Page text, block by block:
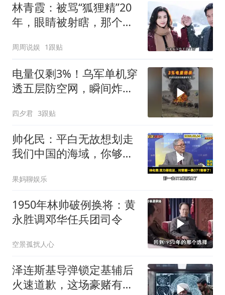
林青霞：被骂“狐狸精”20
年，眼睛被射瞎，那个男
钱？”
周周说娱 1跟贴
电量仅剩3%！乌军单机穿
透五层防空网，瞬间炸飞
四夕君 3跟贴
帅化民：平白无故想划走
我们中国的海域，你够格
果妈聊娱乐
1950年林帅破例换将：黄
永胜调邓华任兵团司令
空景孤扰人心
泽连斯基导弹锁定基辅后
火速道歉，这场豪赌有多